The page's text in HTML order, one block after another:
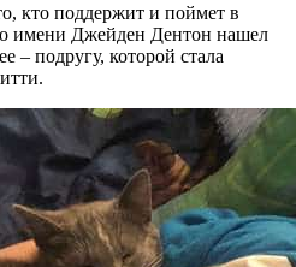
кто поддержит и поймет в
имени Джейден Дентон нашел
– подругу, которой стала